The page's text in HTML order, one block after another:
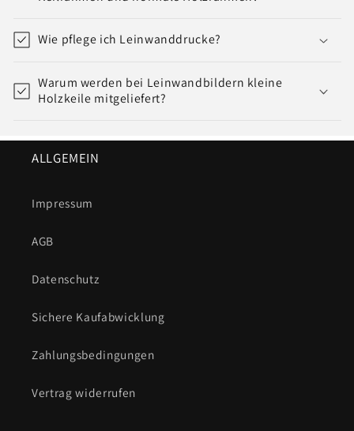
Wie pflege ich Leinwanddrucke?
Warum werden bei Leinwandbildern kleine
Holzkeile mitgeliefert?
ALLGEMEIN
Impressum
AGB
Datenschutz
Sichere Kaufabwicklung
Zahlungsbedingungen
Vertrag widerrufen